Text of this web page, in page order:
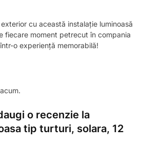
cu această instalație luminoasă
fiecare moment petrecut în compania
o experiență memorabilă!
o recenzie la
tip turturi, solara, 12